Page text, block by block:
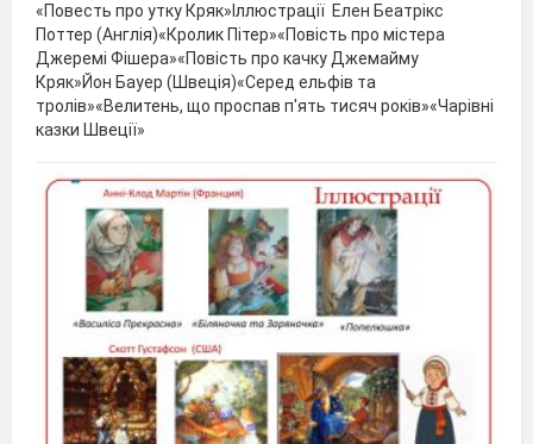
«Повесть про утку Кряк»Іллюстрації Елен Беатрікс
Поттер (Англія)«Кролик Пітер»«Повість про містера
Джеремі Фішера»«Повість про качку Джемайму
Кряк»Йон Бауер (Швеція)«Серед ельфів та
тролів»«Велитень, що проспав п'ять тисяч років»«Чарівні
казки Швеції»